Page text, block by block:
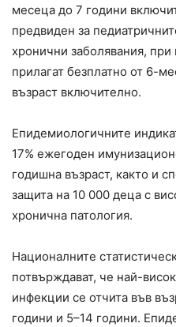
месеца до 7 години
предвиден за
хронични заболявания,
прилагат безплатно от 6-
възраст включително.
Епидемиологичните
17% ежегоден
годишна възраст, както и
защита на 10 000 деца с
хронична патология.
Националните
потвърждават, че най-
инфекции се отчита във
години и 5–14 години.